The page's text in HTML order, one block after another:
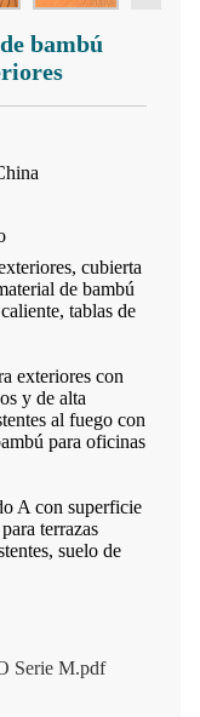
bambú
cubierta
de bambú
tablas de
exteriores con
y de alta
al fuego con
para oficinas
A con superficie
terrazas
suelo de
Serie M.pdf